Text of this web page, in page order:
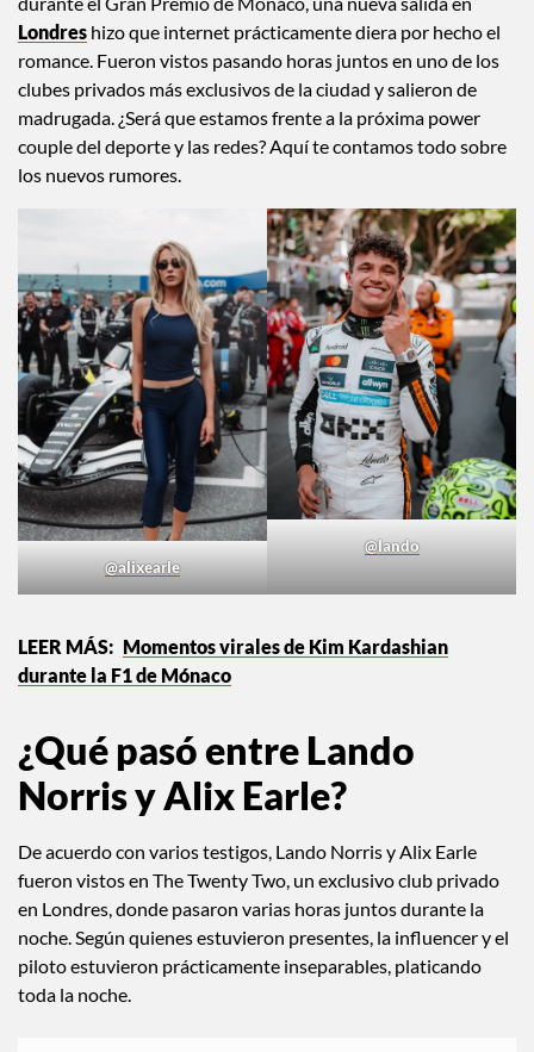
Los rumores entre Lando Norris y Alix Earle están lejos de
terminar. Después de que ambos llamaran la atención
durante el Gran Premio de Mónaco, una nueva salida en
Londreshizo que internet prácticamente diera por hecho el
romance. Fueron vistos pasando horas juntos en uno de los
clubes privados más exclusivos de la ciudad y salieron de
madrugada. ¿Será que estamos frente a la próxima power
couple del deporte y las redes? Aquí te contamos todo sobre
los nuevos rumores.
@alixearle
@lando
Momentos virales de Kim Kardashian
durante la F1 de Mónaco
¿Qué pasó entre Lando
Norris y Alix Earle?
De acuerdo con varios testigos, Lando Norris y Alix Earle
fueron vistos en The Twenty Two, un exclusivo club privado
en Londres, donde pasaron varias horas juntos durante la